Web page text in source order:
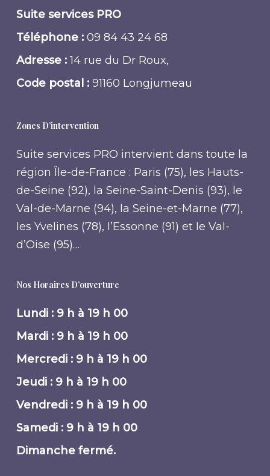
Suite services PRO
Téléphone :09 84 43 24 68
Adresse :14 rue du Dr Roux,
Code postal : 91160 Longjumeau
Zones D’intervention
Suite services PRO intervient dans toute la
région Île-de-France : Paris (75), les Hauts-
de-Seine (92), la Seine-Saint-Denis (93), le
Val-de-Marne (94), la Seine-et-Marne (77),
les Yvelines (78), l’Essonne (91) et le Val-
d’Oise (95)…
Nos Horaires D’ouverture
Lundi : 9 h à 19 h 00
Mardi : 9 h à 19 h 00
Mercredi : 9 h à 19 h 00
Jeudi : 9 h à 19 h 00
Vendredi : 9 h à 19 h 00
Samedi : 9 h à 19 h 00
Dimanche fermé.